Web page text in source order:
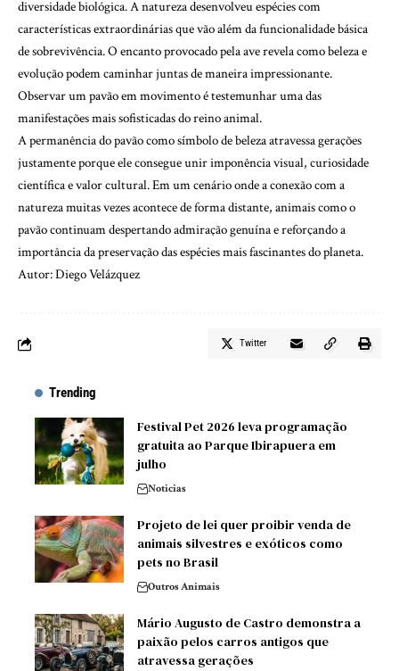
diversidade biológica. A natureza desenvolveu espécies com
características extraordinárias que vão além da funcionalidade básica
de sobrevivência. O encanto provocado pela ave revela como beleza e
evolução podem caminhar juntas de maneira impressionante.
Observar um pavão em movimento é testemunhar uma das
manifestações mais sofisticadas do reino animal.
A permanência do pavão como símbolo de beleza atravessa gerações
justamente porque ele consegue unir imponência visual, curiosidade
científica e valor cultural. Em um cenário onde a conexão com a
natureza muitas vezes acontece de forma distante, animais como o
pavão continuam despertando admiração genuína e reforçando a
importância da preservação das espécies mais fascinantes do planeta.
Autor: Diego Velázquez
Twitter
Trending
Festival Pet 2026 leva programação
gratuita ao Parque Ibirapuera em
julho
Noticias
Projeto de lei quer proibir venda de
animais silvestres e exóticos como
pets no Brasil
Outros Animais
Mário Augusto de Castro demonstra a
paixão pelos carros antigos que
atravessa gerações